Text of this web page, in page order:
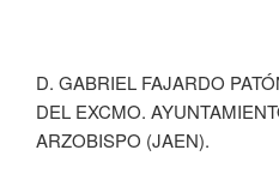
D. GABRIEL FAJARDO
DEL EXCMO.
ARZOBISPO (JAEN).